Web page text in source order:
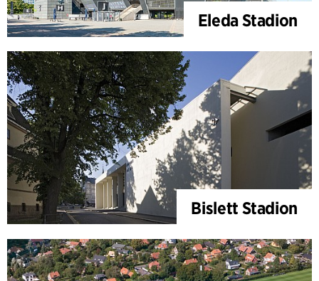
Eleda Stadion
Bislett Stadion